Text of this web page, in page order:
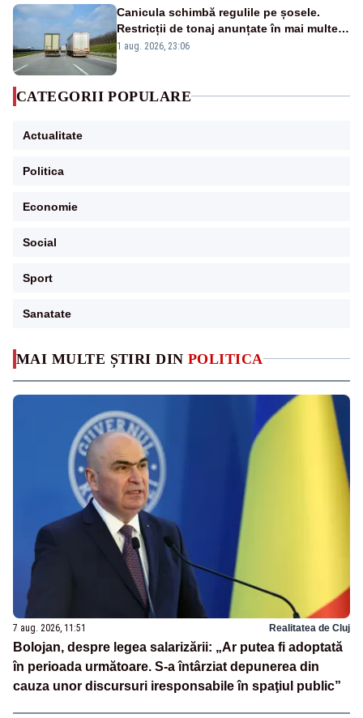
MAI MULTE ȘTIRI DIN POLITICA
7 aug. 2026, 11:51 Realitatea de Cluj
Bolojan, despre legea salarizării: „Ar putea fi adoptată
în perioada următoare. S-a întârziat depunerea din
cauza unor discursuri iresponsabile în spaţiul public”
Canicula schimbă regulile pe șosele.
Restricții de tonaj anunțate în mai multe
județe
1 aug. 2026, 23:06
CATEGORII POPULARE
Actualitate
Politica
Economie
Social
Sport
Sanatate